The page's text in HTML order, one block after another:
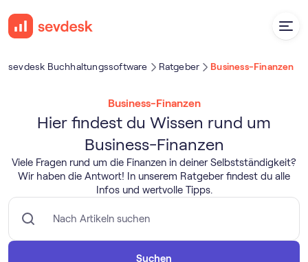
sevdesk Buch­haltungs­software Ratgeber Business-Finanzen
Business-Finanzen
Hier findest du Wissen rund um
Business-Finanzen
Viele Fragen rund um die Finanzen in deiner Selbstständigkeit?
Wir haben die Antwort! In unserem Ratgeber findest du alle
Infos und wertvolle Tipps.
Suchen